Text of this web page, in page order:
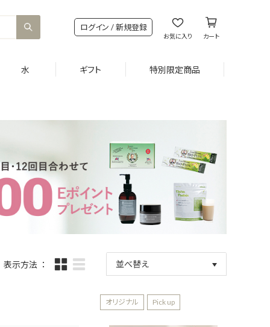
ログイン / 新規登録
お気に入り カート
水 ギフト 特別限定商品
表示方法 並べ替え
商品コード
オリジナル Pick up